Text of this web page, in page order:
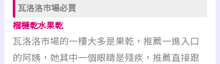
瓦洛洛市場必買
榴槤乾水果乾
瓦洛洛市場的一樓大多是果乾，推薦一進入口
的阿姨，她其中一個眼睛是殘疾，推薦直接跟